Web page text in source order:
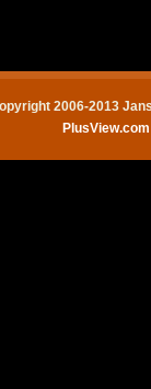
2006-2013